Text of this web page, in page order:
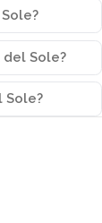
Sole?
Sole?